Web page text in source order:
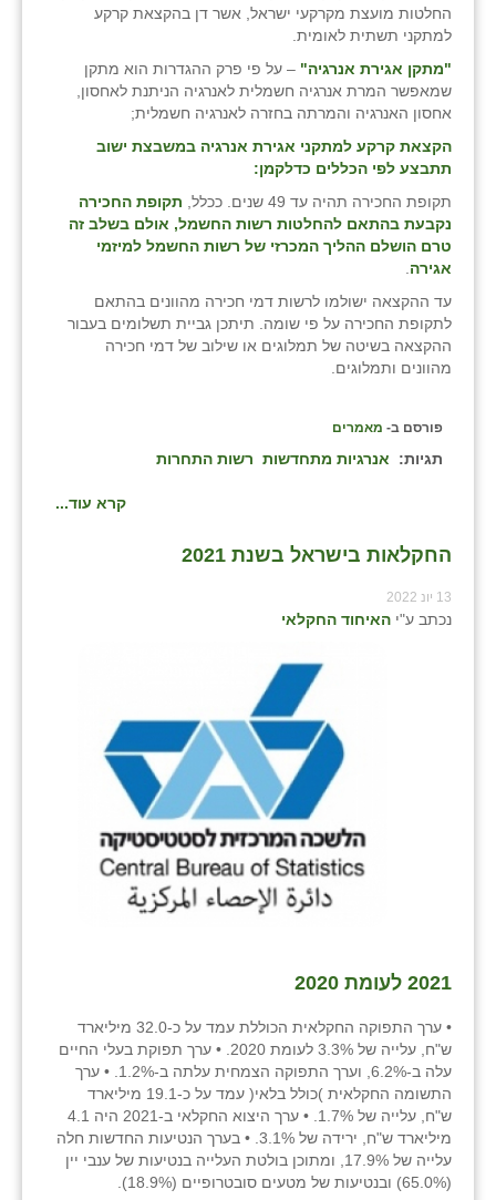
החלטות מועצת מקרקעי ישראל, אשר דן בהקצאת קרקע
למתקני תשתית לאומית.
"מתקן אגירת אנרגיה" – על פי פרק ההגדרות הוא מתקן
שמאפשר המרת אנרגיה חשמלית לאנרגיה הניתנת לאחסון,
אחסון האנרגיה והמרתה בחזרה לאנרגיה חשמלית;
הקצאת קרקע למתקני אגירת אנרגיה במשבצת ישוב
תתבצע לפי הכללים כדלקמן:
תקופת החכירה תהיה עד 49 שנים. ככלל,
תקופת החכירה
נקבעת בהתאם להחלטות רשות החשמל, אולם בשלב זה
טרם הושלם ההליך המכרזי של רשות החשמל למיזמי
אגירה.
עד ההקצאה ישולמו לרשות דמי חכירה מהוונים בהתאם
לתקופת החכירה על פי שומה. תיתכן גביית תשלומים בעבור
ההקצאה בשיטה של תמלוגים או שילוב של דמי חכירה
מהוונים ותמלוגים.
פורסם ב- מאמרים
תגיות: אנרגיות מתחדשות רשות התחרות
קרא עוד...
החקלאות בישראל בשנת 2021
13 יונ 2022
נכתב ע"י האיחוד החקלאי
2021 לעומת 2020
• ערך התפוקה החקלאית הכוללת עמד על כ-32.0 מיליארד
ש"ח, עלייה של 3.3% לעומת 2020. • ערך תפוקת בעלי החיים
עלה ב-6.2%, וערך התפוקה הצמחית עלתה ב-1.2%. • ערך
התשומה החקלאית )כולל בלאי( עמד על כ-19.1 מיליארד
ש"ח, עלייה של 1.7%. • ערך היצוא החקלאי ב-2021 היה 4.1
מיליארד ש"ח, ירידה של 3.1%. • בערך הנטיעות החדשות חלה
עלייה של 17.9%, ומתוכן בולטת העלייה בנטיעות של ענבי יין
(65.0%) ובנטיעות של מטעים סובטרופיים (18.9%).
נאות הכיכר
נווה אטי״ב
ניר צבי
עין חצבה
עין תמר
עמרים
קורנית
שבי ציון